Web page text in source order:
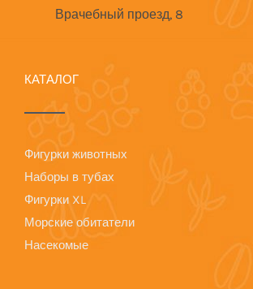
Врачебный проезд, 8
КАТАЛОГ
Фигурки животных
Наборы в тубах
Фигурки XL
Морские обитатели
Насекомые